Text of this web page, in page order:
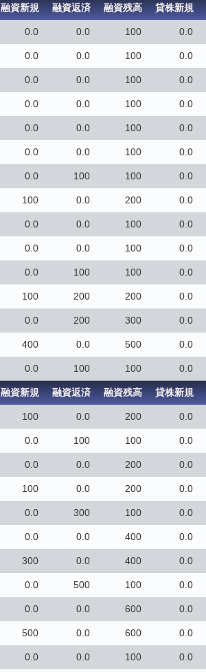
融資新規 融資返済 融資残高 貸株新規
0.0 0.0 100 0.0
0.0 0.0 100 0.0
0.0 0.0 100 0.0
0.0 0.0 100 0.0
0.0 0.0 100 0.0
0.0 0.0 100 0.0
0.0 100 100 0.0
100 0.0 200 0.0
0.0 0.0 100 0.0
0.0 0.0 100 0.0
0.0 100 100 0.0
100 200 200 0.0
0.0 200 300 0.0
400 0.0 500 0.0
0.0 100 100 0.0
融資新規 融資返済 融資残高 貸株新規
100 0.0 200 0.0
0.0 100 100 0.0
0.0 0.0 200 0.0
100 0.0 200 0.0
0.0 300 100 0.0
0.0 0.0 400 0.0
300 0.0 400 0.0
0.0 500 100 0.0
0.0 0.0 600 0.0
500 0.0 600 0.0
0.0 0.0 100 0.0